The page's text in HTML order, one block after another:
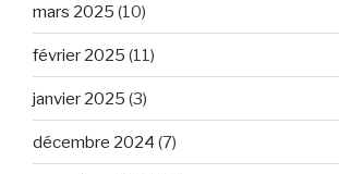
mars 2025 (10)
février 2025 (11)
janvier 2025 (3)
décembre 2024 (7)